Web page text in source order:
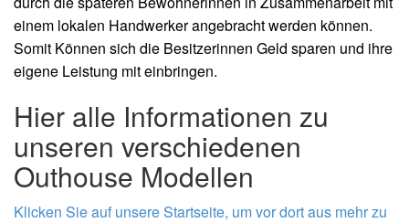
einem lokalen Handwerker angebracht werden können.
Somit Können sich die Besitzerinnen Geld sparen und ihre
eigene Leistung mit einbringen.
Hier alle Informationen zu
unseren verschiedenen
Outhouse Modellen
Klicken Sie auf unsere Startseite, um vor dort aus mehr zu